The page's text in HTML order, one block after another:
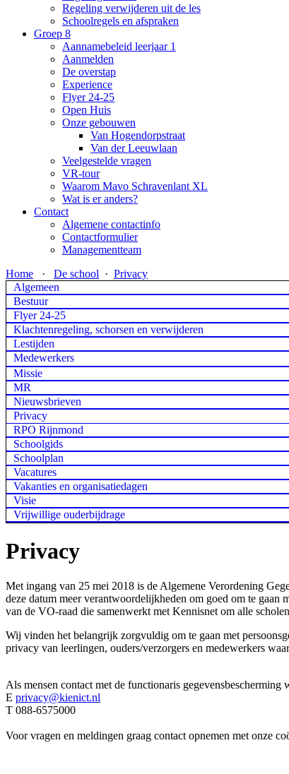
Regeling verwijderen uit de les
Schoolregels en afspraken
Groep 8
Aannamebeleid leerjaar 1
Aanmelden
De overstap
Experience
Flyer 24-25
Open Huis
Onze gebouwen
Van Hogendorpstraat
Van der Leeuwlaan
Veelgestelde vragen
VR-tour
Waarom Mavo Schravenlant XL
Wat is er anders?
Contact
Algemene contactinfo
Contactformulier
Managementteam
Home · De school · Privacy
Algemeen
Bestuur
Flyer 24-25
Klachtenregeling, schorsen en verwijderen
Lestijden
Medewerkers
Missie
MR
Nieuwsbrieven
Privacy
RPO Rijnmond
Schoolgids
Schoolplan
Vacatures
Vakanties en organisatiedagen
Visie
Vrijwillige ouderbijdrage
Privacy
Met ingang van 25 mei 2018 is de Algemene Verordening
deze datum meer verantwoordelijkheden om goed om te
van de VO-raad die samenwerkt met Kennisnet om alle
Wij vinden het belangrijk zorgvuldig om te gaan met
privacy van leerlingen, ouders/verzorgers en medewerkers
Als mensen contact met de functionaris
E privacy@kienict.nl
T 088-6575000
Voor vragen en meldingen graag contact opnemen met onze